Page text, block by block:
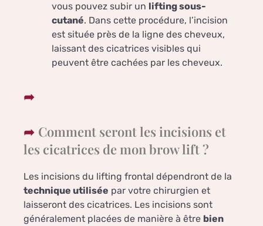
vous pouvez subir un lifting sous-
cutané. Dans cette procédure, l’incision
est située près de la ligne des cheveux,
laissant des cicatrices visibles qui
peuvent être cachées par les cheveux.
Comment seront les incisions et
les cicatrices de mon brow lift ?
Les incisions du lifting frontal dépendront de la
technique utilisée par votre chirurgien et
laisseront des cicatrices. Les incisions sont
généralement placées de manière à être bien